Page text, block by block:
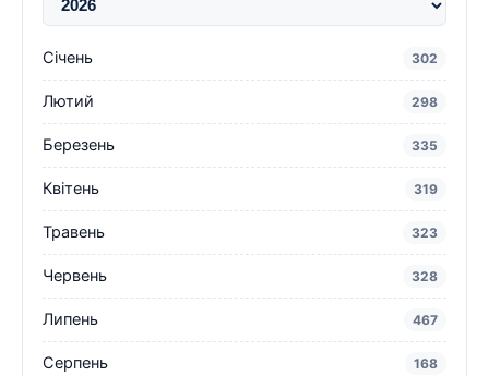
Січень 302
Лютий 298
Березень 335
Квітень 319
Травень 323
Червень 328
Липень 467
Серпень 168